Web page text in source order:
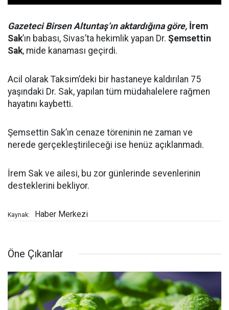
Gazeteci Birsen Altuntaş’ın aktardığına göre, İrem
Sak’ın babası, Sivas’ta hekimlik yapan Dr. Şemsettin
Sak, mide kanaması geçirdi.
Acil olarak Taksim’deki bir hastaneye kaldırılan 75
yaşındaki Dr. Sak, yapılan tüm müdahalelere rağmen
hayatını kaybetti.
Şemsettin Sak’ın cenaze töreninin ne zaman ve
nerede gerçekleştirileceği ise henüz açıklanmadı.
İrem Sak ve ailesi, bu zor günlerinde sevenlerinin
desteklerini bekliyor.
Kaynak: Haber Merkezi
Öne Çıkanlar